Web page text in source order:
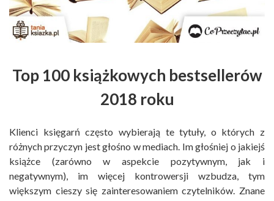
Top 100 książkowych bestsellerów
2018 roku
Klienci księgarń często wybierają te tytuły, o których z
różnych przyczyn jest głośno w mediach. Im głośniej o jakiejś
książce (zarówno w aspekcie pozytywnym, jak i
negatywnym), im więcej kontrowersji wzbudza, tym
większym cieszy się zainteresowaniem czytelników. Znane